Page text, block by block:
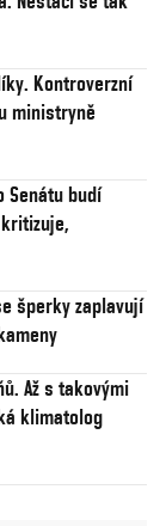
Kontroverzní
ministryně
Senátu budí
šperky zaplavují
Až s takovými
klimatolog